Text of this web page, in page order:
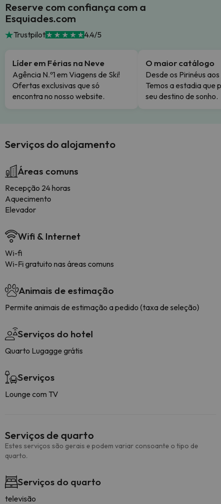
Reserve com confiança com a
Esquiades.com
Trustpilot 4.4/5
Líder em Férias na Neve
Agência N.º1 em Viagens de Ski!
Ofertas exclusivas que só
encontra no nosso website.
O maior catálogo
Desde os Pirinéus
Temos a estadia que
seu destino de sonho.
Serviços do alojamento
Áreas comuns
Recepção 24 horas
Aquecimento
Elevador
Wifi & Internet
Wi-fi
Wi-Fi gratuito nas áreas comuns
Animais de estimação
Permite animais de estimação a pedido (taxa de seleção)
Serviços do hotel
Quarto Lugagge grátis
Serviços
Lounge com TV
Serviços de quarto
Estes serviços são gerais e podem variar consoante o tipo de
quarto.
Serviços do quarto
televisão